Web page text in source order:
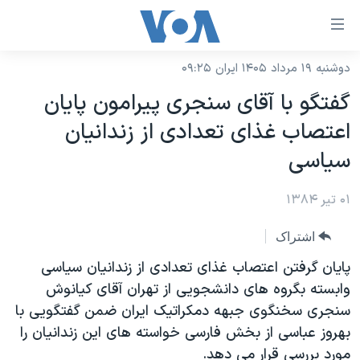
لینکهای
دسترسی
جهش
به
محتوای
اصلی
صفحه
جهش
به
جستجو
نسخه سبک وب‌سایت
موضوع ها
ایران
آمریکا
جهان
ورزشی
گزیده‌ها
ویژه برنامه‌ها
برنامه های تلویزیونی
جدول برنامه ها
صفحه‌های ویژه
جام جهانی ۲۰۲۶
عملیات خشم حماسی
۲۵۰سالگی آمریکا
بایگانی برنامه‌های تلویزیونی
فرکانس‌های صدای آمریکا
پخش رادیویی
یادگیری زبان انگلیسی
دوشنبه ۱۹ مرداد ۱۴۰۵ ایران ۰۹:۲۵
گفتگو با آقای سنجری پيرامون پايان
اعتصاب غذای تعدادی از زندانيان
سياسی
۰۱ تیر ۱۳۸۴
اشتراک
پايان گرفتن اعتصاب غذای تعدادی از زندانيان سياسی
وابسته بگروه های دانشجويی از تهران آقای کيانوش
سنجری سخنگوی جبهه دمکراتيک ايران ضمن گفتگويی با
بهروز عباسی از بخش فارسی خواسته های اين زندانيان را
مورد بررسی قرار می دهد.